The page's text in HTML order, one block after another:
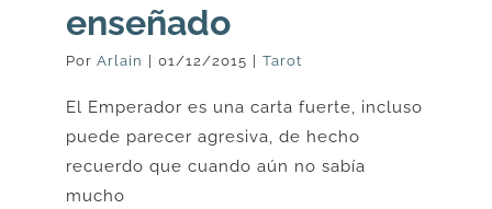
enseñado
Por Arlain | 01/12/2015 | Tarot
El Emperador es una carta fuerte, incluso
puede parecer agresiva, de hecho
recuerdo que cuando aún no sabía
mucho